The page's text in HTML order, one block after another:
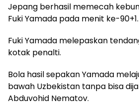
Jepang berhasil memecah
Fuki Yamada pada menit ke-90+1.
Fuki Yamada melepaskan
kotak penalti.
Bola hasil sepakan Yamada
bawah Uzbekistan tanpa bisa
Abduvohid Nematov.